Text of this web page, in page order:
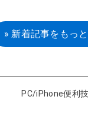
» 新着記事をもっ
PC/iPhone便利技